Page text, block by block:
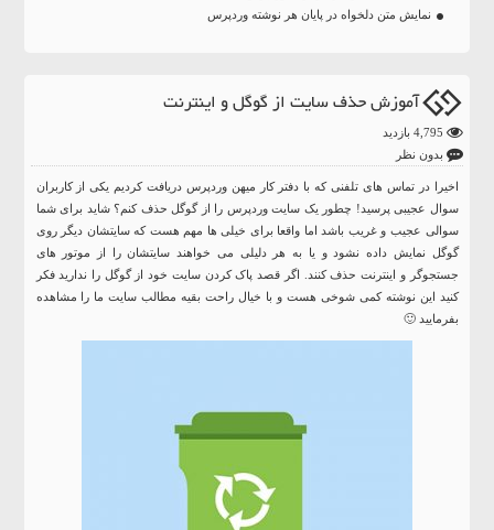
نمایش متن دلخواه در پایان هر نوشته وردپرس
آموزش حذف سایت از گوگل و اینترنت
بدون نظر
اخیرا در تماس های تلفنی که با دفتر کار میهن وردپرس دریافت کردیم یکی از کاربران
سوال عجیبی پرسید! چطور یک سایت وردپرس را از گوگل حذف کنم؟ شاید برای شما
سوالی عجیب و غریب باشد اما واقعا برای خیلی ها مهم هست که سایتشان دیگر روی
گوگل نمایش داده نشود و یا به هر دلیلی می خواهند سایتشان را از موتور های
جستجوگر و اینترنت حذف کنند. اگر قصد پاک کردن سایت خود از گوگل را ندارید فکر
کنید این نوشته کمی شوخی هست و با خیال راحت بقیه مطالب سایت ما را مشاهده
بفرمایید 🙂